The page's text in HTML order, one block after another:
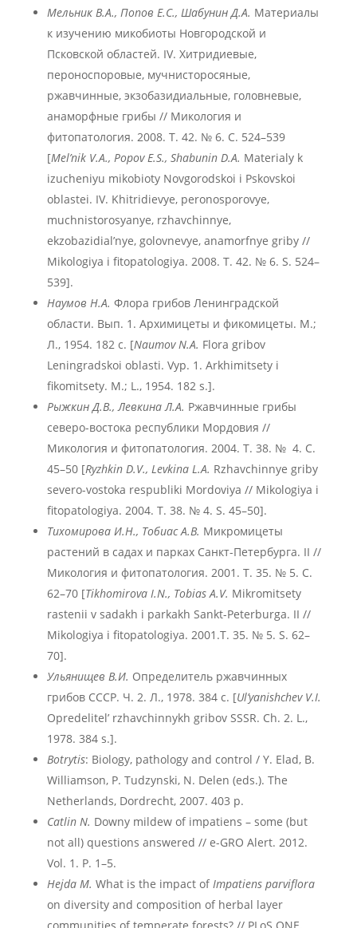
Мельник В.А., Попов Е.С., Шабунин Д.А. Материалы
к изучению микобиоты Новгородской и
Псковской областей. IV. Хитридиевые,
пероноспоровые, мучнисторосяные,
ржавчинные, экзобазидиальные, головневые,
анаморфные грибы // Микология и
фитопатология. 2008. Т. 42. № 6. С. 524–539
[Mel’nikV.A., PopovE.S., ShabuninD.A. Materialy k
izucheniyu mikobioty Novgorodskoi i Pskovskoi
oblastei. IV. Khitridievye, peronosporovye,
muchnistorosyanye, rzhavchinnye,
ekzobazidial’nye, golovnevye, anamorfnye griby //
Mikologiya i fitopatologiya. 2008. T. 42. № 6. S. 524–
539].
Наумов Н.А. Флора грибов Ленинградской
области. Вып. 1. Архимицеты и фикомицеты. М.;
Л., 1954. 182 с. [Naumov N.A. Flora gribov
Leningradskoi oblasti. Vyp. 1. Arkhimitsety i
fikomitsety. M.; L., 1954. 182 s.].
Рыжкин Д.В., Левкина Л.А. Ржавчинные грибы
северо-востока республики Мордовия //
Микология и фитопатология. 2004. Т. 38. № 4. С.
45–50 [RyzhkinD.V., LevkinaL.A. Rzhavchinnye griby
severo-vostoka respubliki Mordoviya // Mikologiya i
fitopatologiya. 2004. T. 38. № 4. S. 45–50].
Тихомирова И.Н., Тобиас А.В. Микромицеты
растений в садах и парках Санкт-Петербурга. II //
Микология и фитопатология. 2001. Т. 35. № 5. С.
62–70 [TikhomirovaI.N., TobiasA.V. Mikromitsety
rastenii v sadakh i parkakh Sankt-Peterburga. II //
Mikologiya i fitopatologiya. 2001.T. 35. № 5. S. 62–
70].
Ульянищев В.И. Определитель ржавчинных
грибов СССР. Ч. 2. Л., 1978. 384 с. [Ul’yanishchev V.I.
Opredelitel’ rzhavchinnykh gribov SSSR. Ch. 2. L.,
1978. 384 s.].
Botrytis: Biology, pathology and control / Y. Elad, B.
Williamson, P. Tudzynski, N. Delen (eds.). The
Netherlands, Dordrecht, 2007. 403 p.
Catlin N. Downy mildew of impatiens – some (but
not all) questions answered // e-GRO Alert. 2012.
Vol. 1. P. 1–5.
Hejda M. What is the impact ofImpatiens parviflora
on diversity and composition of herbal layer